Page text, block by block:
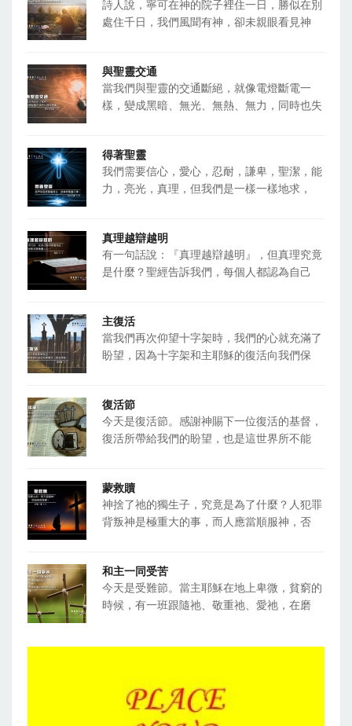
詩人說，寧可在神的院子裡住一日，勝似在別
處住千日，我們風聞有神，卻未親眼看見神
與聖靈交通
當我們與聖靈的交通斷絕，就像電燈斷電一
樣，變成黑暗、無光、無熱、無力，同時也失
得著聖靈
我們需要信心，愛心，忍耐，謙卑，聖潔，能
力，亮光，真理，但我們是一樣一樣地求，
真理越辯越明
有一句話說：『真理越辯越明』，但真理究竟
是什麼？聖經告訴我們，每個人都認為自己
主復活
當我們再次仰望十字架時，我們的心就充滿了
盼望，因為十字架和主耶穌的復活向我們保
復活節
今天是復活節。感謝神賜下一位復活的基督，
復活所帶給我們的盼望，也是這世界所不能
蒙救贖
神捨了祂的獨生子，究竟是為了什麼？人犯罪
背叛神是極重大的事，而人應當順服神，否
和主一同受苦
今天是受難節。當主耶穌在地上卑微，貧窮的
時候，有一班跟隨祂、敬重祂、愛祂，在磨